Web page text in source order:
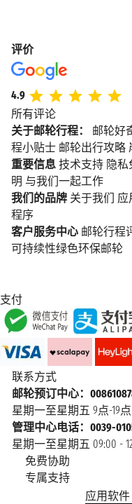
评价
4.9
所有评论
关于邮轮行程：
邮轮好
程小贴士 邮轮出行攻略
重要信息 技术支持 隐私
明 与我们一起工作
我们的品牌 关于我们 应
程序
客户服务中心 邮轮行程
可持续性绿色环保邮轮
支付
联系方式
邮轮预订中心：
星期一至星期五 9点-19
管理中心电话：0039-
星期一至星期五 09:00 -
免费协助
专属支持
应用软件